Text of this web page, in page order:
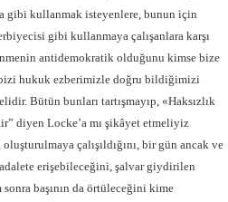
gibi kullanmak isteyenlere, bunun için
gibi kullanmaya çalışanlara karşı
antidemokratik olduğunu kimse bize
bizi hukuk ezberimizle doğru bildiğimizi
Bütün bunları tartışmayıp, «Haksızlık
diyen Locke’a mı şikâyet etmeliyiz
çalışıldığını, bir gün ancak ve
erişebileceğini, şalvar giydirilen
sonra başının da örtüleceğini kime